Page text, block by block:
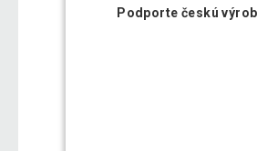
Podporte českú